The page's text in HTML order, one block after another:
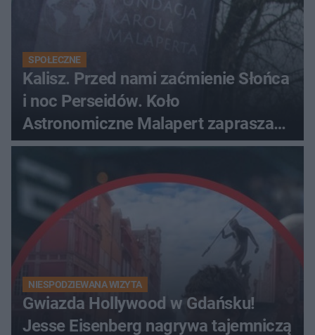
SPOŁECZNE
Kalisz. Przed nami zaćmienie Słońca
i noc Perseidów. Koło
Astronomiczne Malapert zaprasza
na wspólne obserwacje
NIESPODZIEWANA WIZYTA
Gwiazda Hollywood w Gdańsku!
Jesse Eisenberg nagrywa tajemniczą